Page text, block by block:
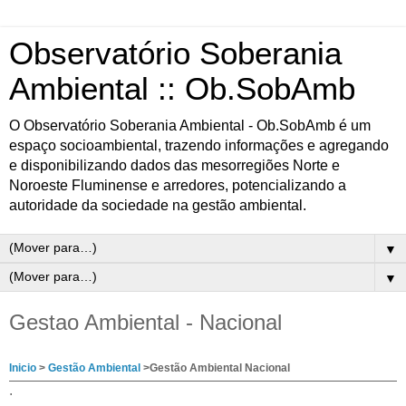
Observatório Soberania
Ambiental :: Ob.SobAmb
O Observatório Soberania Ambiental - Ob.SobAmb é um
espaço socioambiental, trazendo informações e agregando
e disponibilizando dados das mesorregiões Norte e
Noroeste Fluminense e arredores, potencializando a
autoridade da sociedade na gestão ambiental.
▼
▼
Gestao Ambiental - Nacional
Inicio > Gestão Ambiental >Gestão Ambiental Nacional
.